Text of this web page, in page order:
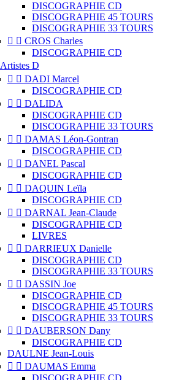
DISCOGRAPHIE CD
DISCOGRAPHIE 45 TOURS
DISCOGRAPHIE 33 TOURS
  CROS Charles
DISCOGRAPHIE CD
Artistes D
  DADI Marcel
DISCOGRAPHIE CD
  DALIDA
DISCOGRAPHIE CD
DISCOGRAPHIE 33 TOURS
  DAMAS Léon-Gontran
DISCOGRAPHIE CD
  DANEL Pascal
DISCOGRAPHIE CD
  DAQUIN Leïla
DISCOGRAPHIE CD
  DARNAL Jean-Claude
DISCOGRAPHIE CD
LIVRES
  DARRIEUX Danielle
DISCOGRAPHIE CD
DISCOGRAPHIE 33 TOURS
  DASSIN Joe
DISCOGRAPHIE CD
DISCOGRAPHIE 45 TOURS
DISCOGRAPHIE 33 TOURS
  DAUBERSON Dany
DISCOGRAPHIE CD
DAULNE Jean-Louis
  DAUMAS Emma
DISCOGRAPHIE CD